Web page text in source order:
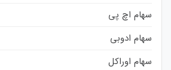
سهام اچ پی
سهام ادوبی
سهام اوراکل